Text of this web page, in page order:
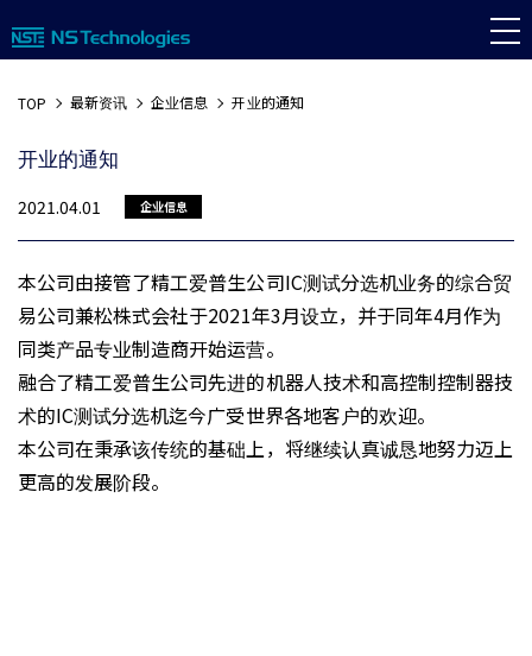
TOP 最新资讯 企业信息 开业的通知
开业的通知
2021.04.01
企业信息
本公司由接管了精工爱普生公司IC测试分选机业务的综合贸
易公司兼松株式会社于2021年3月设立，并于同年4月作为
同类产品专业制造商开始运营。
融合了精工爱普生公司先进的机器人技术和高控制控制器技
术的IC测试分选机迄今广受世界各地客户的欢迎。
本公司在秉承该传统的基础上，将继续认真诚恳地努力迈上
更高的发展阶段。